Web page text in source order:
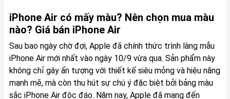
iPhone Air có mấy màu? Nên chọn mua màu
nào? Giá bán iPhone Air
Sau bao ngày chờ đợi, Apple đã chính thức trình làng mẫu
iPhone Air mới nhất vào ngày 10/9 vừa qua. Sản phẩm này
không chỉ gây ấn tượng với thiết kế siêu mỏng và hiệu năng
mạnh mẽ, mà còn thu hút sự chú ý đặc biệt bởi bảng màu
sắc iPhone Air độc đáo. Năm nay, Apple đã mang đến